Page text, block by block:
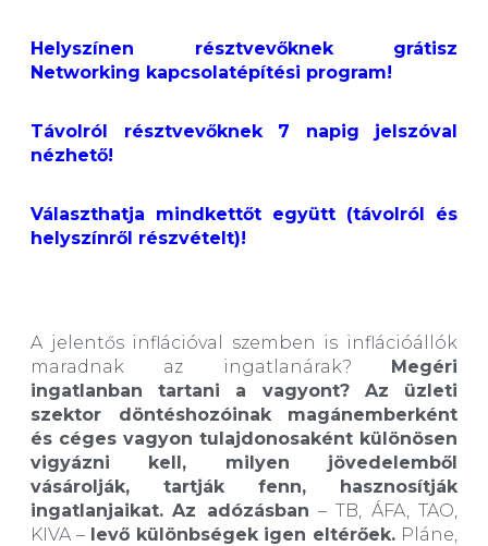
Helyszínen résztvevőknek grátisz
Networking kapcsolatépítési program!
Távolról résztvevőknek 7 napig jelszóval
nézhető!
Választhatja mindkettőt együtt (távolról és
helyszínről részvételt)!
A jelentős inflációval szemben is inflációállók
maradnak az ingatlanárak? Megéri
ingatlanban tartani a vagyont? Az üzleti
szektor döntéshozóinak magánemberként
és céges vagyon tulajdonosaként különösen
vigyázni kell, milyen jövedelemből
vásárolják, tartják fenn, hasznosítják
ingatlanjaikat. Az adózásban – TB, ÁFA, TAO,
KIVA ­– levő különbségek igen eltérőek. Pláne,